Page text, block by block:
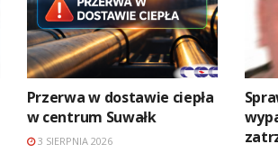
Przerwa w dostawie ciepła
w centrum Suwałk
3 SIERPNIA 2026